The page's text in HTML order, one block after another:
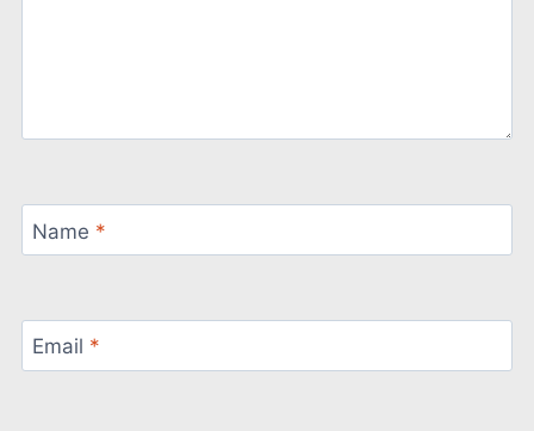
Name *
Email *